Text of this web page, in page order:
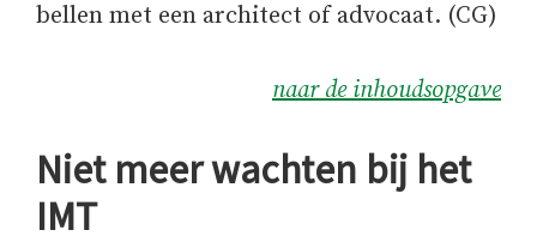
bellen met een architect of advocaat. (CG)
naar de inhoudsopgave
Niet meer wachten bij het
IMT